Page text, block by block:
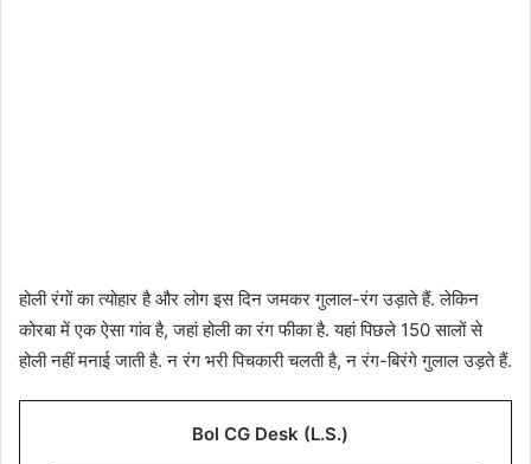
होली रंगों का त्योहार है और लोग इस दिन जमकर गुलाल-रंग उड़ाते हैं. लेकिन
कोरबा में एक ऐसा गांव है, जहां होली का रंग फीका है. यहां पिछले 150 सालों से
होली नहीं मनाई जाती है. न रंग भरी पिचकारी चलती है, न रंग-बिरंगे गुलाल उड़ते हैं.
Bol CG Desk (L.S.)